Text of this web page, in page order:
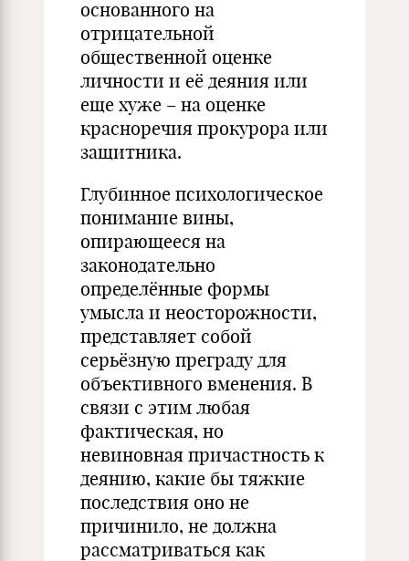
основанного на
отрицательной
общественной оценке
личности и её деяния или
еще хуже – на оценке
красноречия прокурора или
защитника.
Глубинное психологическое
понимание вины,
опирающееся на
законодательно
определённые формы
умысла и неосторожности,
представляет собой
серьёзную преграду для
объективного вменения. В
связи с этим любая
фактическая, но
невиновная причастность к
деянию, какие бы тяжкие
последствия оно не
причинило, не должна
рассматриваться как